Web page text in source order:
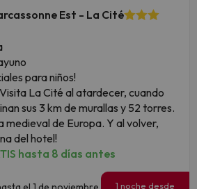
Est - La Cité
para niños!
Visita La Cité al atardecer, cuando
sus 3 km de murallas y 52 torres.
medieval de Europa. Y al volver,
del hotel!
hasta 8 días antes
1 noche desde